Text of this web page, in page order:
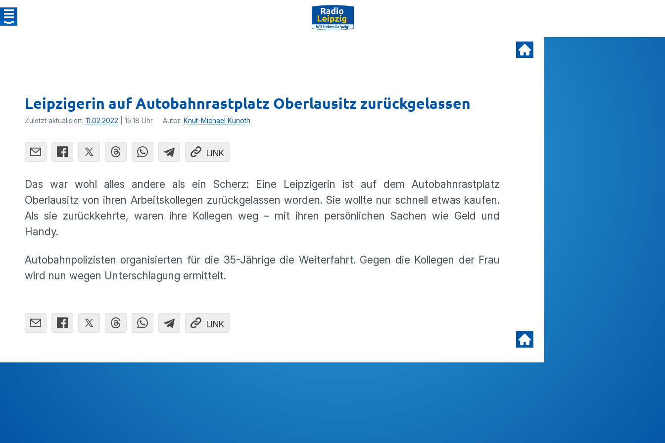
Leipzigerin auf Autobahnrastplatz Oberlausitz zurückgelassen
Zuletzt aktualisiert: 11.02.2022 | 15:18 Uhr Autor: Knut-Michael Kunoth
LINK
Das war wohl alles andere als ein Scherz: Eine Leipzigerin ist auf dem Autobahnrastplatz
Oberlausitz von ihren Arbeitskollegen zurückgelassen worden. Sie wollte nur schnell etwas kaufen.
Als sie zurückkehrte, waren ihre Kollegen weg – mit ihren persönlichen Sachen wie Geld und
Handy.
Autobahnpolizisten organisierten für die 35-Jährige die Weiterfahrt. Gegen die Kollegen der Frau
wird nun wegen Unterschlagung ermittelt.
LINK